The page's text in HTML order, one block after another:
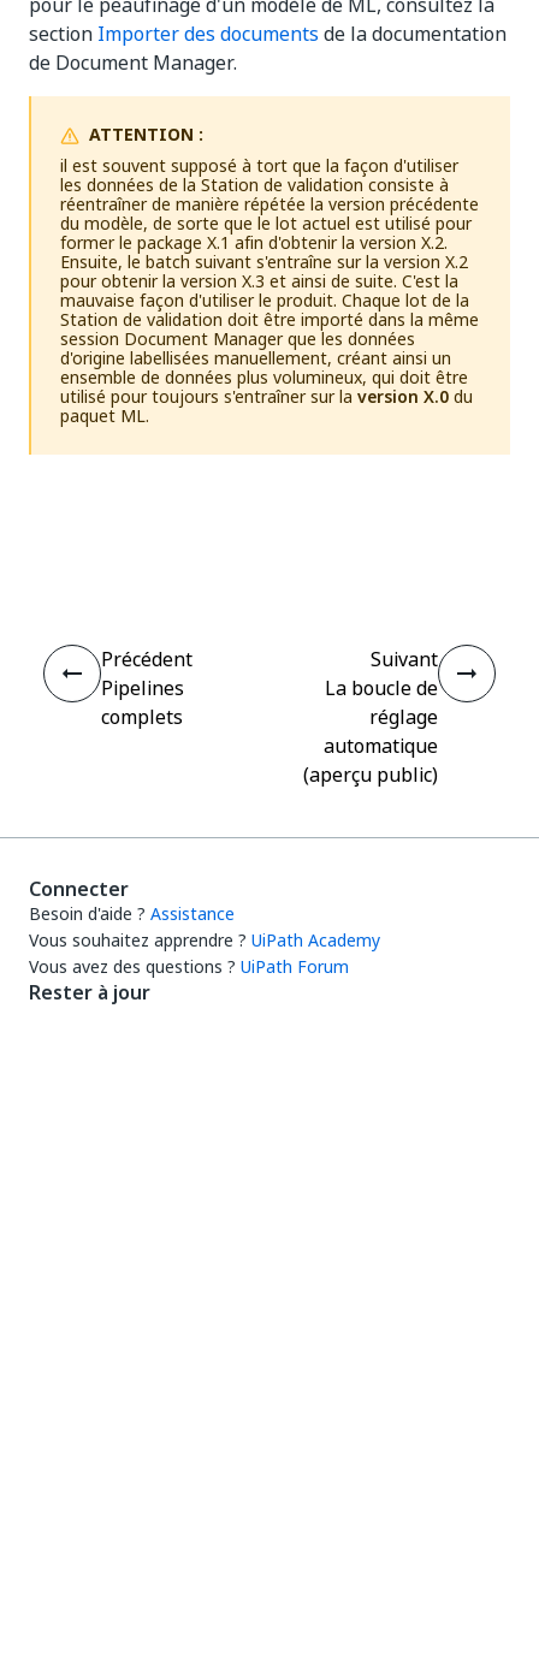
section Importer des documents de la documentation
de Document Manager.
ATTENTION :
il est souvent supposé à tort que la façon d'utiliser
les données de la Station de validation consiste à
réentraîner de manière répétée la version précédente
du modèle, de sorte que le lot actuel est utilisé pour
former le package X.1 afin d'obtenir la version X.2.
Ensuite, le batch suivant s'entraîne sur la version X.2
pour obtenir la version X.3 et ainsi de suite. C'est la
mauvaise façon d'utiliser le produit. Chaque lot de la
Station de validation doit être importé dans la même
session Document Manager que les données
d'origine labellisées manuellement, créant ainsi un
ensemble de données plus volumineux, qui doit être
utilisé pour toujours s'entraîner sur la version X.0du
paquet ML.
Précédent
Pipelines
complets
Suivant
La boucle de
réglage
automatique
(aperçu public)
Connecter
Besoin d'aide ? Assistance
Vous souhaitez apprendre ? UiPath Academy
Vous avez des questions ? UiPath Forum
Rester à jour